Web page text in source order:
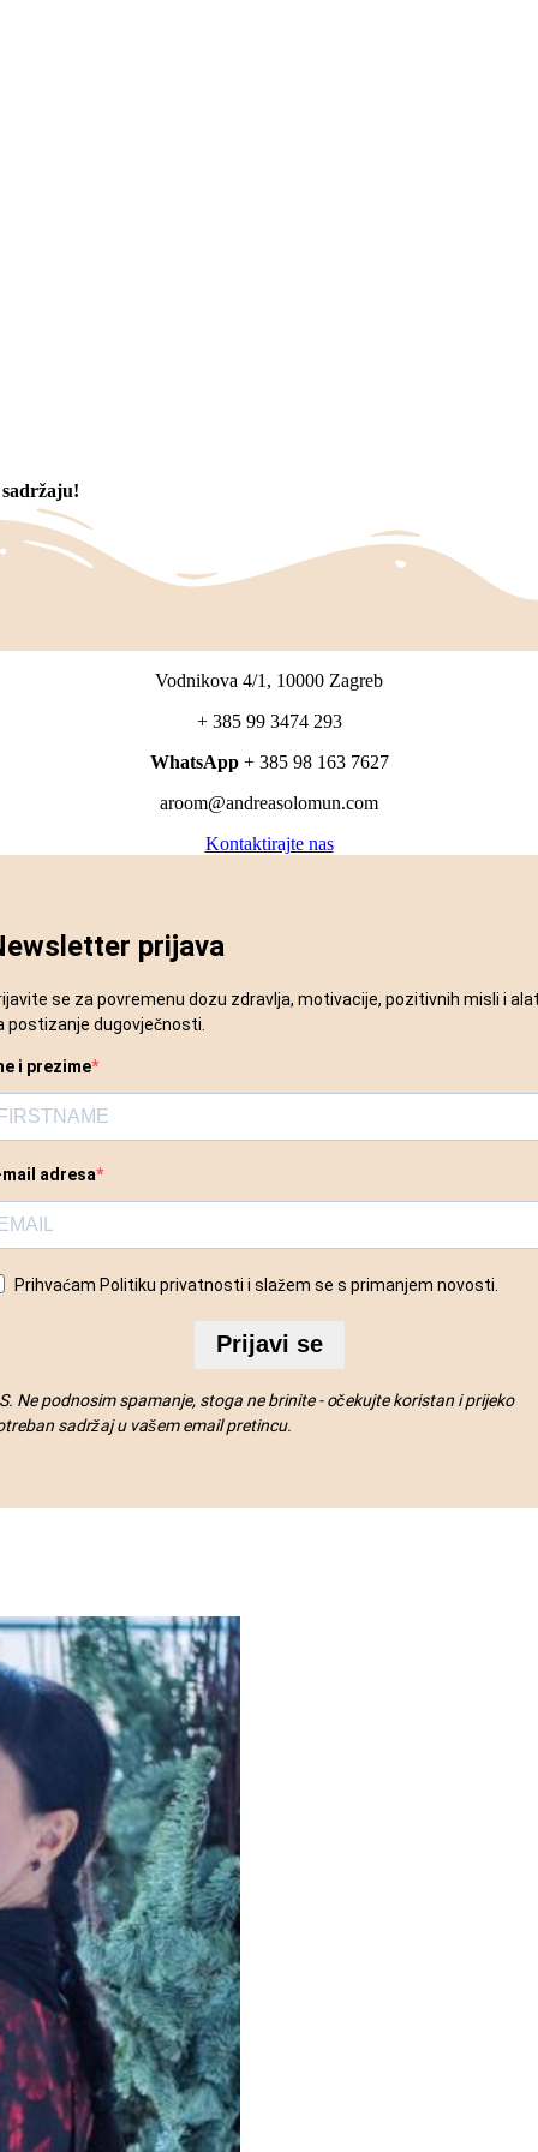
Vodnikova 4/1, 10000 Zagreb
+ 385 99 3474 293
WhatsApp+ 385 98 163 7627
aroom@andreasolomun.com
Kontaktirajte nas
prijava
se za povremenu dozu zdravlja, motivacije, pozitivnih misli i
postizanje dugovječnosti.
i prezime
mail adresa
Prihvaćam Politiku privatnosti i slažem se s primanjem novosti.
Prijavi se
Ne podnosim spamanje, stoga ne brinite - očekujte koristan i prijeko
sadržaj u vašem email pretincu.